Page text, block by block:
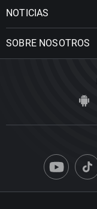
NOTICIAS
SOBRE NOSOTROS